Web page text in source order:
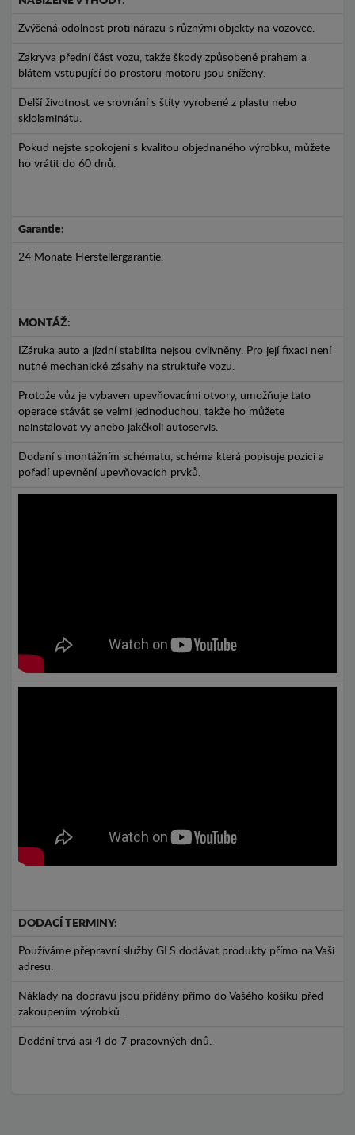
Zvýšená odolnost proti nárazu s různými objekty na vozovce.
Zakryva přední část vozu, takže škody způsobené prahem a
blátem vstupující do prostoru motoru jsou sníženy.
Delší životnost ve srovnání s štíty vyrobené z plastu nebo
sklolaminátu.
Pokud nejste spokojeni s kvalitou objednaného výrobku, můžete
ho vrátit do 60 dnů.
Garantie:
24 Monate Herstellergarantie.
MONTÁŽ:
IZáruka auto a jízdní stabilita nejsou ovlivněny. Pro její fixaci není
nutné mechanické zásahy na struktuře vozu.
Protože vůz je vybaven upevňovacími otvory, umožňuje tato
operace stávát se velmi jednoduchou, takže ho můžete
nainstalovat vy anebo jakékoli autoservis.
Dodaní s montážním schématu, schéma která popisuje pozici a
pořadí upevnění upevňovacích prvků.
DODACÍ TERMINY:
Používáme přepravní služby GLS dodávat produkty přímo na Vaši
adresu.
Náklady na dopravu jsou přidány přímo do Vašého košíku před
zakoupením výrobků.
Dodání trvá asi 4 do 7 pracovných dnů.